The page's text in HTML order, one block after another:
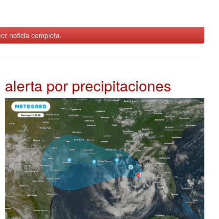
noticia completa.
alerta por precipitaciones